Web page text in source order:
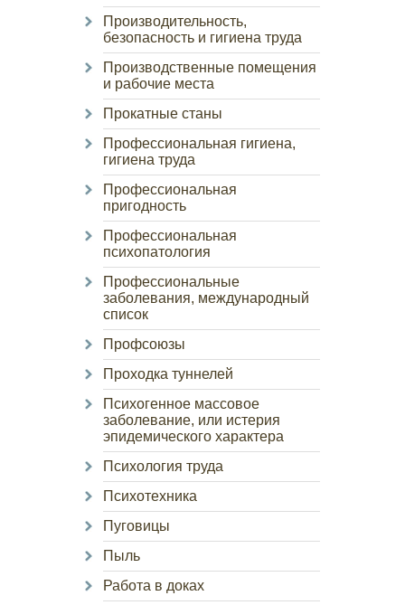
Производительность,
безопасность и гигиена труда
Производственные помещения
и рабочие места
Прокатные станы
Профессиональная гигиена,
гигиена труда
Профессиональная
пригодность
Профессиональная
психопатология
Профессиональные
заболевания, международный
список
Профсоюзы
Проходка туннелей
Психогенное массовое
заболевание, или истерия
эпидемического характера
Психология труда
Психотехника
Пуговицы
Пыль
Работа в доках